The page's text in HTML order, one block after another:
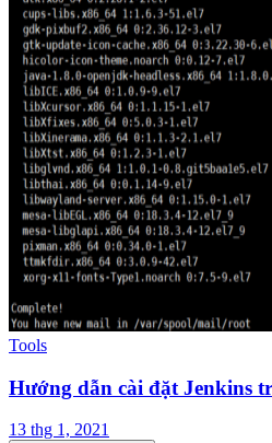
Tools
Hướng dẫn cài đặt Jenkins
13 thg 1, 2021